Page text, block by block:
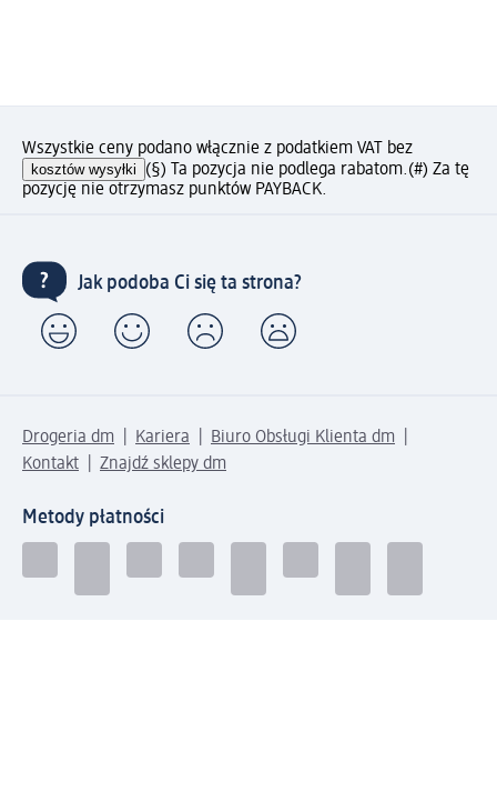
Wszystkie ceny podano włącznie z podatkiem VAT bez
kosztów wysyłki (§) Ta pozycja nie podlega rabatom.(#) Za tę
pozycję nie otrzymasz punktów PAYBACK.
Jak podoba Ci się ta strona?
Drogeria dm Kariera
Biuro Obsługi Klienta dm
Kontakt
Znajdź sklepy dm
Metody płatności